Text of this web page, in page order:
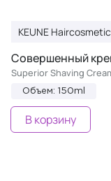
KEUNE
Совершенный
Superior Shaving
Объем: 150ml
В корзину